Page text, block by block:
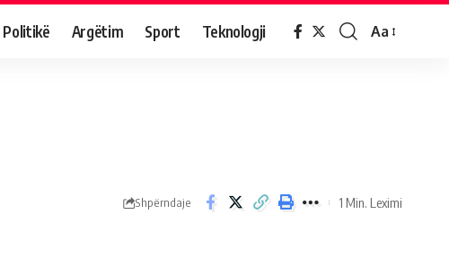
Politikë Argëtim Sport Teknologji Aa
Shpërndaje 1 Min. Leximi